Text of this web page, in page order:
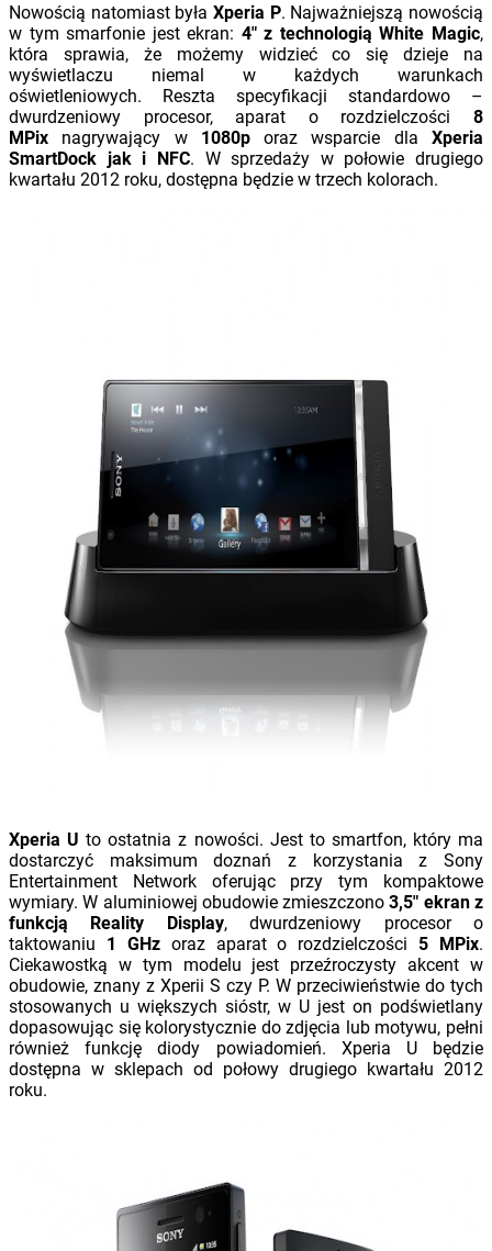
Nowością natomiast była Xperia P. Najważniejszą nowością
w tym smarfonie jest ekran: 4″ z technologią White Magic,
która sprawia, że możemy widzieć co się dzieje na
wyświetlaczu niemal w każdych warunkach
oświetleniowych. Reszta specyfikacji standardowo –
dwurdzeniowy procesor, aparat o rozdzielczości 8
MPix nagrywający w 1080poraz wsparcie dlaXperia
SmartDock jak i NFC. W sprzedaży w połowie drugiego
kwartału 2012 roku, dostępna będzie w trzech kolorach.
Xperia U to ostatnia z nowości. Jest to smartfon, który ma
dostarczyć maksimum doznań z korzystania z Sony
Entertainment Network oferując przy tym kompaktowe
wymiary. W aluminiowej obudowie zmieszczono3,5″ ekran z
funkcją Reality Display, dwurdzeniowy procesor o
taktowaniu 1 GHzoraz aparat o rozdzielczości 5 MPix.
Ciekawostką w tym modelu jest przeźroczysty akcent w
obudowie, znany z Xperii S czy P. W przeciwieństwie do tych
stosowanych u większych sióstr, w U jest on podświetlany
dopasowując się kolorystycznie do zdjęcia lub motywu, pełni
również funkcję diody powiadomień. Xperia U będzie
dostępna w sklepach od połowy drugiego kwartału 2012
roku.